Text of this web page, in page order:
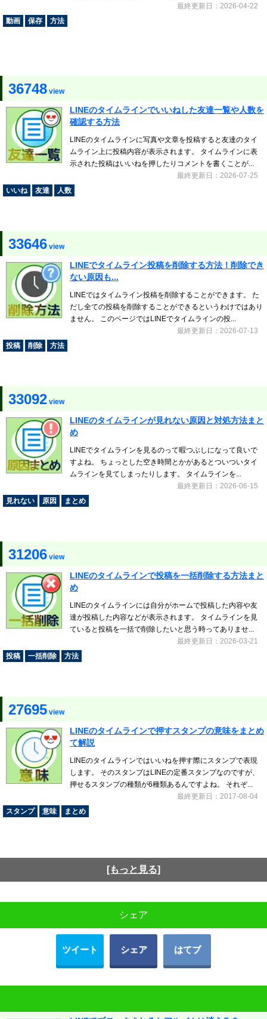
最終更新日：2026-04-22
動画
保存 方法
36748 view
LINEのタイムラインでいいねした友達一覧や人数を
確認する方法
LINEのタイムラインに写真や文章を投稿すると友達のタイ
ムライン上に投稿内容が表示されます。 タイムラインに表
示された投稿はいいねを押したりコメントを書くことが...
最終更新日：2026-07-25
いいね
友達 人数
33646 view
LINEでタイムライン投稿を削除する方法！削除でき
ない原因も...
LINEではタイムライン投稿を削除することができます。 た
だし全ての投稿を削除することができるというわけではあり
ません。 このページではLINEでタイムラインの投...
最終更新日：2026-07-13
投稿
削除 方法
33092 view
LINEのタイムラインが見れない原因と対処方法まと
め
LINEでタイムラインを見るのって暇つぶしになって良いで
すよね。 ちょっとした空き時間とかがあるとついついタイ
ムラインを見てしまったりします。 タイムラインを...
最終更新日：2026-06-15
見れない
原因 まとめ
31206 view
LINEのタイムラインで投稿を一括削除する方法まと
め
LINEのタイムラインには自分がホームで投稿した内容や友
達が投稿した内容などが表示されます。 タイムラインを見
ていると投稿を一括で削除したいと思う時ってありませ...
最終更新日：2026-03-21
投稿
一括削除 方法
27695 view
LINEのタイムラインで押すスタンプの意味をまとめ
て解説
LINEのタイムラインではいいねを押す際にスタンプで表現
します。 そのスタンプはLINEの定番スタンプなのですが、
押せるスタンプの種類が6種類あるんですよね。 それぞ...
最終更新日：2017-08-04
スタンプ
意味 まとめ
[もっと見る]
シェア
ツイート シェア はてブ